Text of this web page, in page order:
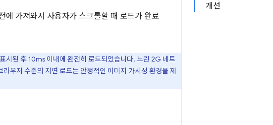
개선
가져와서 사용자가 스크롤할 때 로드가 완료
된 후 10ms 이내에 완전히 로드되었습니다. 느린 2G 네트
우저 수준의 지연 로드는 안정적인 이미지 가시성 환경을 제